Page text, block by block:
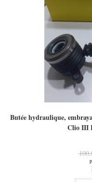
Butée hydraulique,
Clio III